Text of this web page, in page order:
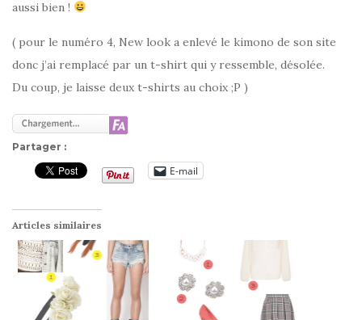
aussi bien !
( pour le numéro 4, New look a enlevé le kimono de son site
donc j’ai remplacé par un t-shirt qui y ressemble, désolée.
Du coup, je laisse deux t-shirts au choix ;P )
Partager :
E-mail
Articles similaires